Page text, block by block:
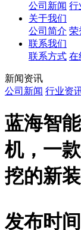
公司新闻 行
关于我们
公司简介 荣
联系我们
联系方式 在
新闻资讯
公司新闻 行业资
蓝海智
机，一
挖的新
发布时